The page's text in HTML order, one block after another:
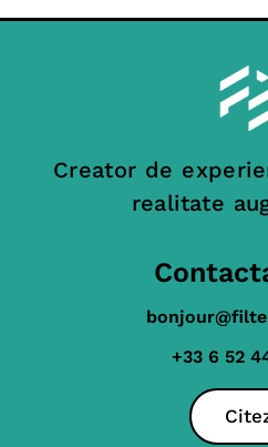
Creator de
realitate
+33 6 52